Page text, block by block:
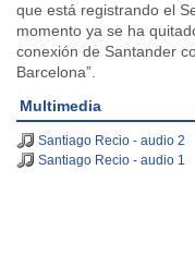
que está registrando el
momento ya se ha
conexión de Santander
Barcelona”.
Multimedia
Santiago Recio - audio 2
Santiago Recio - audio 1